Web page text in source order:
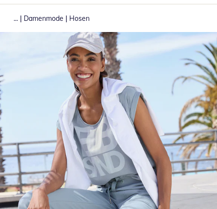
... | Damenmode | Hosen